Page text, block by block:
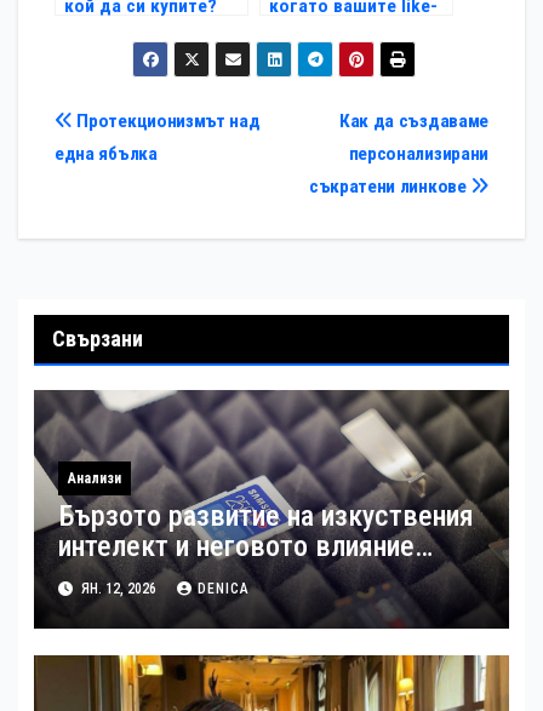
кой да си купите?
когато вашите like-
Навигация
Как да създаваме
персонализирани
съкратени линкове
Протекционизмът над
една ябълка
Свързани
Анализи
Бързото развитие на изкуствения
интелект и неговото влияние
върху индустриите, свързани с
паметта. Какво се случи през
2025 година и какво можем да
очакваме в бъдеще?
ЯН. 12, 2026 DENICA